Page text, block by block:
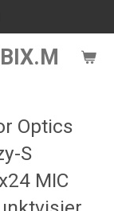
Optics
S
MIC